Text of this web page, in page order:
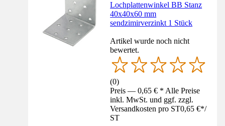
Lochplattenwinkel BB Stanz
40x40x60 mm
sendzimirverzinkt 1 Stück
Artikel wurde noch nicht
bewertet.
(0)
Preis — 0,65 € * Alle Preise
inkl. MwSt. und ggf. zzgl.
Versandkosten pro ST0,65 €*/
ST